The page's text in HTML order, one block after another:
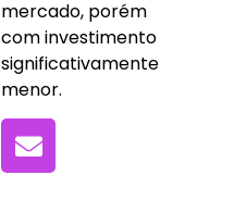
mercado, porém
com investimento
significativamente
menor.